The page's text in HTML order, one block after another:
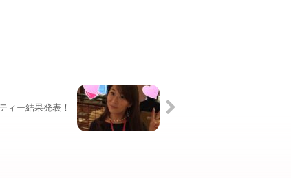
ィー結果発表！